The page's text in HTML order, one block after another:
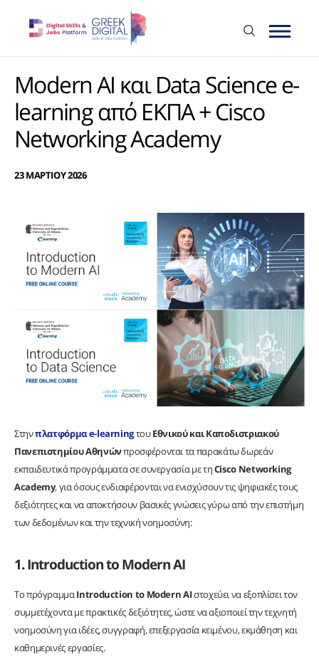
Modern AI και Data Science e-
learning από ΕΚΠΑ + Cisco
Νetworking Academy
23 ΜΑΡΤΙΟΥ 2026
Στηνπλατφόρμα e-learningτουΕθνικού και Καποδιστριακού
Πανεπιστημίου Αθηνώνπροσφέρονται τα παρακάτω δωρεάν
εκπαιδευτικά προγράμματα σε συνεργασία με τηCisco Νetworking
Academy, για όσους ενδιαφέρονται να ενισχύσουν τις ψηφιακές τους
δεξιότητες και να αποκτήσουν βασικές γνώσεις γύρω από την επιστήμη
των δεδομένων και την τεχνική νοημοσύνη:
1. Introduction to Modern AI
Το πρόγραμμαIntroduction to Modern AIστοχεύει να εξοπλίσει τον
συμμετέχοντα με πρακτικές δεξιότητες, ώστε να αξιοποιεί την τεχνητή
νοημοσύνη για ιδέες, συγγραφή, επεξεργασία κειμένου, εκμάθηση και
καθημερινές εργασίες.